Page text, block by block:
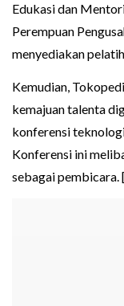
Edukasi dan
Perempuan
menyediakan
Kemudian,
kemajuan talenta
konferensi
Konferensi ini
sebagai pembicara.